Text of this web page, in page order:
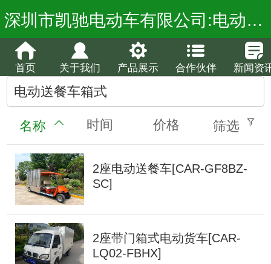
深圳市凯驰电动车有限公司:电动观光车厂家,电动巡逻车价格,电动老爷车报价,电动消防车,流动警务室
首页 关于我们 产品展示 合作伙伴 新闻资
电动送餐车箱式
名称 时间 价格 筛选
2座电动送餐车[CAR-GF8BZ-
SC]
2座带门箱式电动货车[CAR-
LQ02-FBHX]